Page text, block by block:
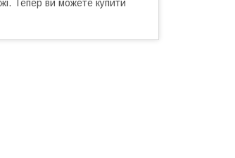
Тепер ви можете купити